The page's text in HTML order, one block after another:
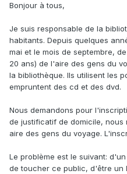
Bonjour à tous,
Je suis responsable de la
habitants. Depuis quelques
mai et le mois de septembre,
20 ans) de l'aire des gens du
la bibliothèque. Ils utilisent les
empruntent des cd et des dvd.
Nous demandons pour
de justificatif de domicile,
aire des gens du voyage.
Le problème est le suivant:
de toucher ce public, d'être un